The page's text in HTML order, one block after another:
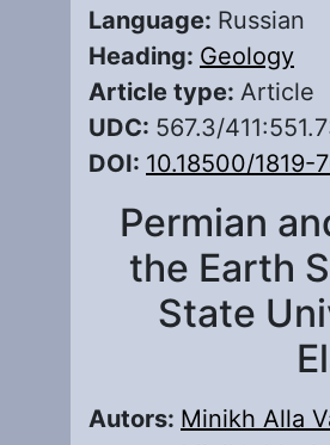
Language: Russian
Heading: Geology
Article type: Article
UDC: 567.3/
DOI: 10.18500/
Permian
the Earth
State
Autors: Minikh Alla